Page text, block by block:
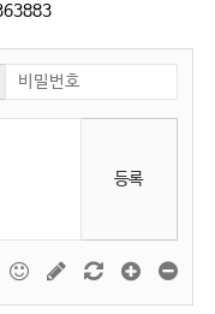
등록